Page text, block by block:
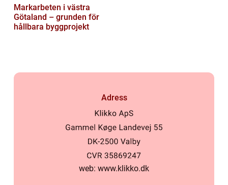
Markarbeten i västra
Götaland – grunden för
hållbara byggprojekt
Adress
web: www.klikko.dk